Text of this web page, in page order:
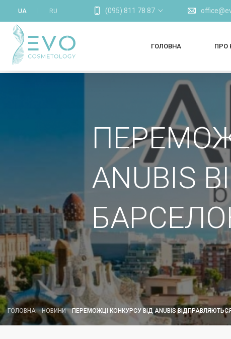
UA RU (095) 811 78 87
ГОЛОВНА ПРО
ANUBIS
ГОЛОВНА НОВИНИ ПЕРЕМОЖЦІ КОНКУРСУ ВІД ANUBIS